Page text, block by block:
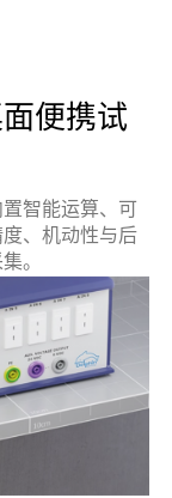
便携试
智能运算、可
、机动性与后
。